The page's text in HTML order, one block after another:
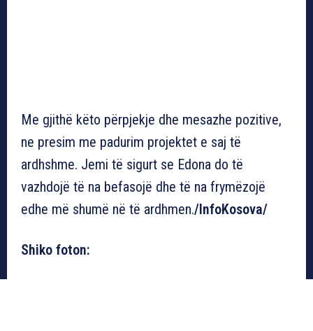
Me gjithë këto përpjekje dhe mesazhe pozitive,
ne presim me padurim projektet e saj të
ardhshme. Jemi të sigurt se Edona do të
vazhdojë të na befasojë dhe të na frymëzojë
edhe më shumë në të ardhmen./InfoKosova/
Shiko foton: